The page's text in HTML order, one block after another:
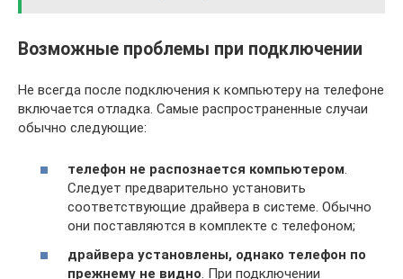
Возможные проблемы при подключении
Не всегда после подключения к компьютеру на телефоне
включается отладка. Самые распространенные случаи
обычно следующие:
телефон не распознается компьютером.
Следует предварительно установить
соответствующие драйвера в системе. Обычно
они поставляются в комплекте с телефоном;
драйвера установлены, однако телефон по
прежнему не видно. При подключении